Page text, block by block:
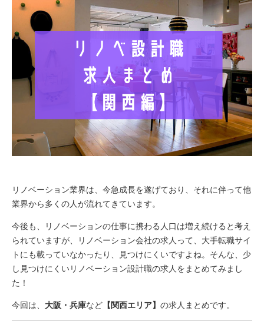
リノベーション業界は、今急成長を遂げており、それに伴って他
業界から多くの人が流れてきています。
今後も、リノベーションの仕事に携わる人口は増え続けると考え
られていますが、リノベーション会社の求人って、大手転職サイ
トにも載っていなかったり、見つけにくいですよね。そんな、少
し見つけにくいリノベーション設計職の求人をまとめてみまし
た！
今回は、 大阪・兵庫など 【関西エリア】 の求人まとめです。